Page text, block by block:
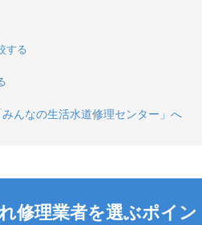
する
んなの生活水道修理センター」へ
修理業者を選ぶポイ